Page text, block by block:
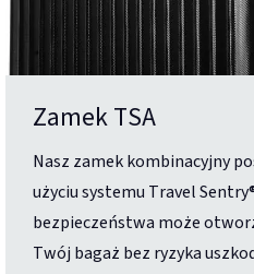
Zamek TSA
Nasz zamek kombinacyjny
użyciu systemu Travel
bezpieczeństwa może
Twój bagaż bez ryzyka